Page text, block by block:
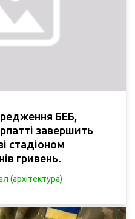
БЕБ,
завершить
стадіоном
гривень.
(архітектура)